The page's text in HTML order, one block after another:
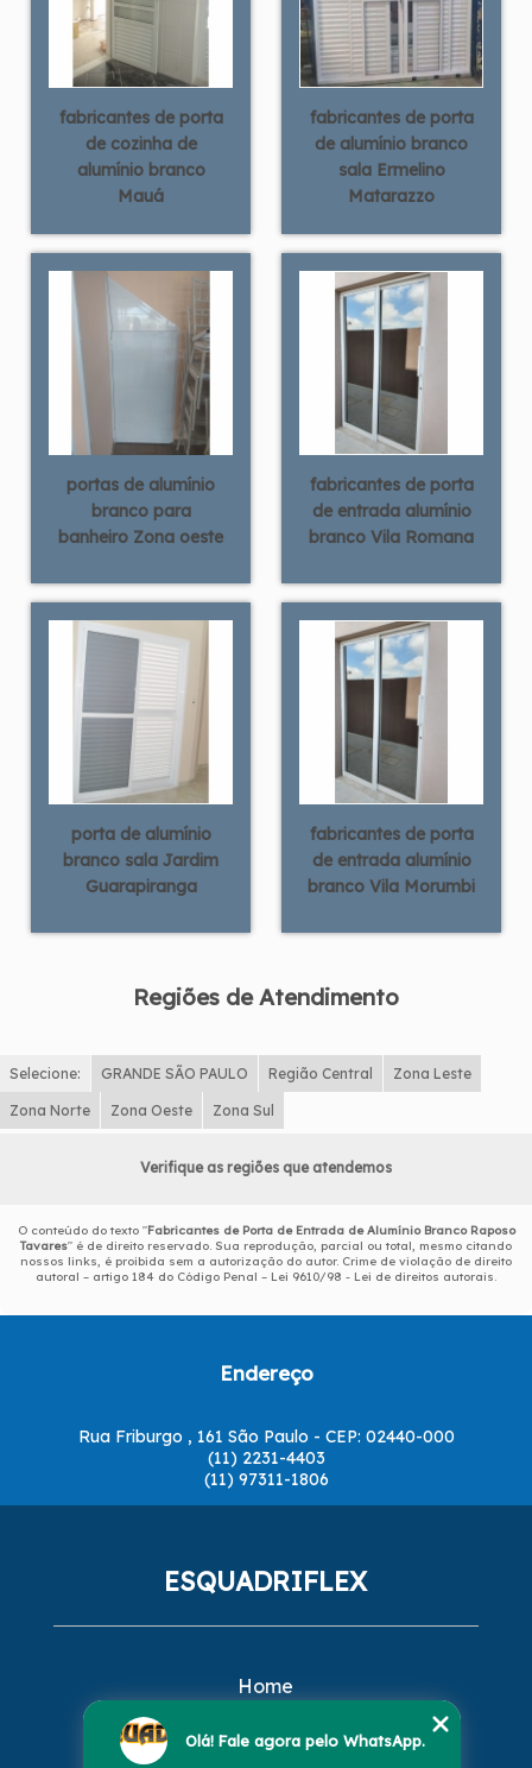
fabricantes de porta
de cozinha de
alumínio branco
Mauá
fabricantes de porta
de alumínio branco
sala Ermelino
Matarazzo
portas de alumínio
branco para
banheiro Zona oeste
fabricantes de porta
de entrada alumínio
branco Vila Romana
porta de alumínio
branco sala Jardim
Guarapiranga
fabricantes de porta
de entrada alumínio
branco Vila Morumbi
Regiões de Atendimento
Selecione: GRANDE SÃO PAULO Região Central Zona Leste
Zona Norte Zona Oeste Zona Sul
Verifique as regiões que atendemos
O conteúdo do texto "Fabricantes de Porta de Entrada de Alumínio Branco Raposo
Tavares" é de direito reservado. Sua reprodução, parcial ou total, mesmo citando
nossos links, é proibida sem a autorização do autor. Crime de violação de direito
autoral – artigo 184 do Código Penal – Lei 9610/98 - Lei de direitos autorais.
Endereço
Rua Friburgo , 161 São Paulo - CEP: 02440-000
(11) 2231-4403
(11) 97311-1806
ESQUADRIFLEX
Home
Missão
Serviços
Olá! Fale agora pelo WhatsApp.